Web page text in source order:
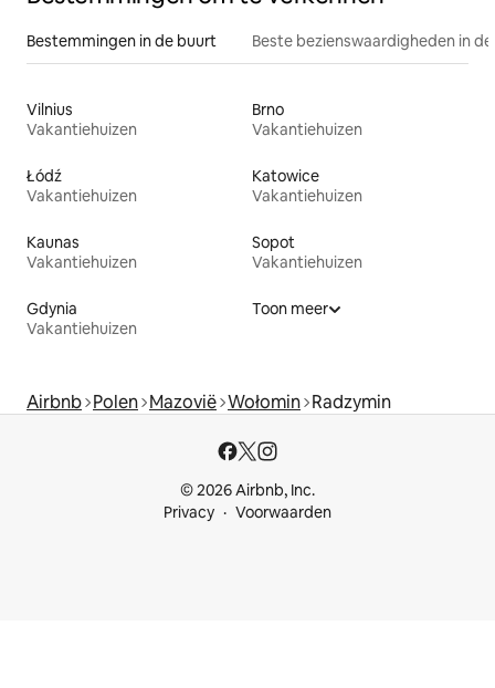
Bestemmingen in de buurt Beste bezienswaardigheden in
Vilnius
Vakantiehuizen
Brno
Vakantiehuizen
Łódź
Vakantiehuizen
Katowice
Vakantiehuizen
Kaunas
Vakantiehuizen
Sopot
Vakantiehuizen
Gdynia
Vakantiehuizen
Toon meer
Airbnb Polen Mazovië Wołomin Radzymin
© 2026 Airbnb, Inc.
Privacy
Voorwaarden